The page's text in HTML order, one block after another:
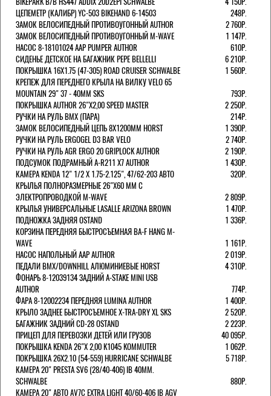
ЦЕПЕМЕТР (КАЛИБР) YC-503 BIKEHAND 6-14503
248Р.
ЗАМОК ВЕЛОСИПЕДНЫЙ ПРОТИВОУГОННЫЙ AUTHOR
2 760Р.
ЗАМОК ВЕЛОСИПЕДНЫЙ ПРОТИВОУГОННЫЙ M-WAVE
1 147Р.
НАСОС 8-18101024 AAP PUMPER AUTHOR
610Р.
СИДЕНЬЕ ДЕТСКОЕ НА БАГАЖНИК PEPE BELLELLI
6 210Р.
ПОКРЫШКА 16X1.75 (47-305) ROAD CRUISER SCHWALBE
1 560Р.
КРЕПЕЖ ДЛЯ ПЕРЕДНЕГО КРЫЛА НА ВИЛКУ VELO 65
MOUNTAIN 29" 37 - 40ММ SKS
793Р.
ПОКРЫШКА AUTHOR 26"Х2,00 SPEED MASTER
2 250Р.
РУЧКИ НА РУЛЬ BMX (ПАРА)
214Р.
ЗАМОК ВЕЛОCИПЕДНЫЙ ЦЕПЬ 8Х1200ММ HORST
1 390Р.
РУЧКИ НА РУЛЬ ERGOGEL D3 BAR VELO
2 740Р.
РУЧКИ НА РУЛЬ AGR ERGO 20 GRIPLOCK AUTHOR
2 190Р.
ПОДСУМОК ПОДРАМНЫЙ A-R211 X7 AUTHOR
1 430Р.
КАМЕРА KENDA 12" 1/2 Х 1.75-2.125", 47/62-203 АВТО
320Р.
КРЫЛЬЯ ПОЛНОРАЗМЕРНЫЕ 26"Х60 ММ С
ЭЛЕКТРОПРОВОДКОЙ M-WAVE
2 809Р.
КРЫЛЬЯ УНИВЕРСАЛЬНЫЕ LASALLE ARIZONA BROWN
1 470Р.
ПОДНОЖКА ЗАДНЯЯ OSTAND
1 336Р.
КОРЗИНА ПЕРЕДНЯЯ БЫСТРОСЪЕМНАЯ BA-F HANG M-
WAVE
1 161Р.
НАСОС НАПОЛЬНЫЙ AAP AUTHOR
2 019Р.
ПЕДАЛИ BMX/DOWNHILL АЛЮМИНИЕВЫЕ HORST
4 310Р.
ФОНАРЬ 8-12039134 ЗАДНИЙ A-STAKE MINI USB
AUTHOR
774Р.
ФАРА 8-12002234 ПЕРЕДНЯЯ LUMINA AUTHOR
1 400Р.
КРЫЛО ЗАДНЕЕ БЫСТРОСЪЕМНОЕ X-TRA-DRY XL SKS
2 520Р.
БАГАЖНИК ЗАДНИЙ CD-28 OSTAND
2 223Р.
ПРИЦЕП ДЛЯ ПЕРЕВОЗКИ ДЕТЕЙ ИЛИ ГРУЗОВ
40 095Р.
ПОКРЫШКА KENDA 26"Х 2,00 K1045 KOMMUTER
1 062Р.
ПОКРЫШКА 26X2.10 (54-559) HURRICANE SCHWALBE
5 718Р.
КАМЕРА 20" PRESTA SV6 (28/40-406) IB 40MM.
SCHWALBE
880Р.
КАМЕРА 20" АВТО AV7C EXTRA LIGHT 40/60-406 IB AGV